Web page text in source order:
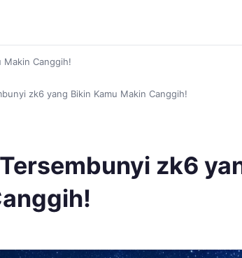
Makin Canggih!
zk6 yang Bikin Kamu Makin Canggih!
zk6